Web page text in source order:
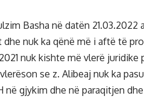
Basha në datën
dhe nuk ka qënë më i aftë të
nuk kishte më vlerë juridike
se z. Alibeaj nuk ka
në gjykim dhe në paraqitjen